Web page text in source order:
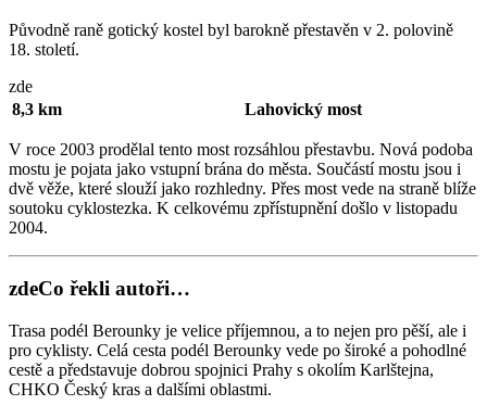
Původně raně gotický kostel byl barokně přestavěn v 2. polovině
18. století.
zde
8,3 km
Lahovický most
V roce 2003 prodělal tento most rozsáhlou přestavbu. Nová podoba
mostu je pojata jako vstupní brána do města. Součástí mostu jsou i
dvě věže, které slouží jako rozhledny. Přes most vede na straně blíže
soutoku cyklostezka. K celkovému zpřístupnění došlo v listopadu
2004.
zdeCo řekli autoři…
Trasa podél Berounky je velice příjemnou, a to nejen pro pěší, ale i
pro cyklisty. Celá cesta podél Berounky vede po široké a pohodlné
cestě a představuje dobrou spojnici Prahy s okolím Karlštejna,
CHKO Český kras a dalšími oblastmi.